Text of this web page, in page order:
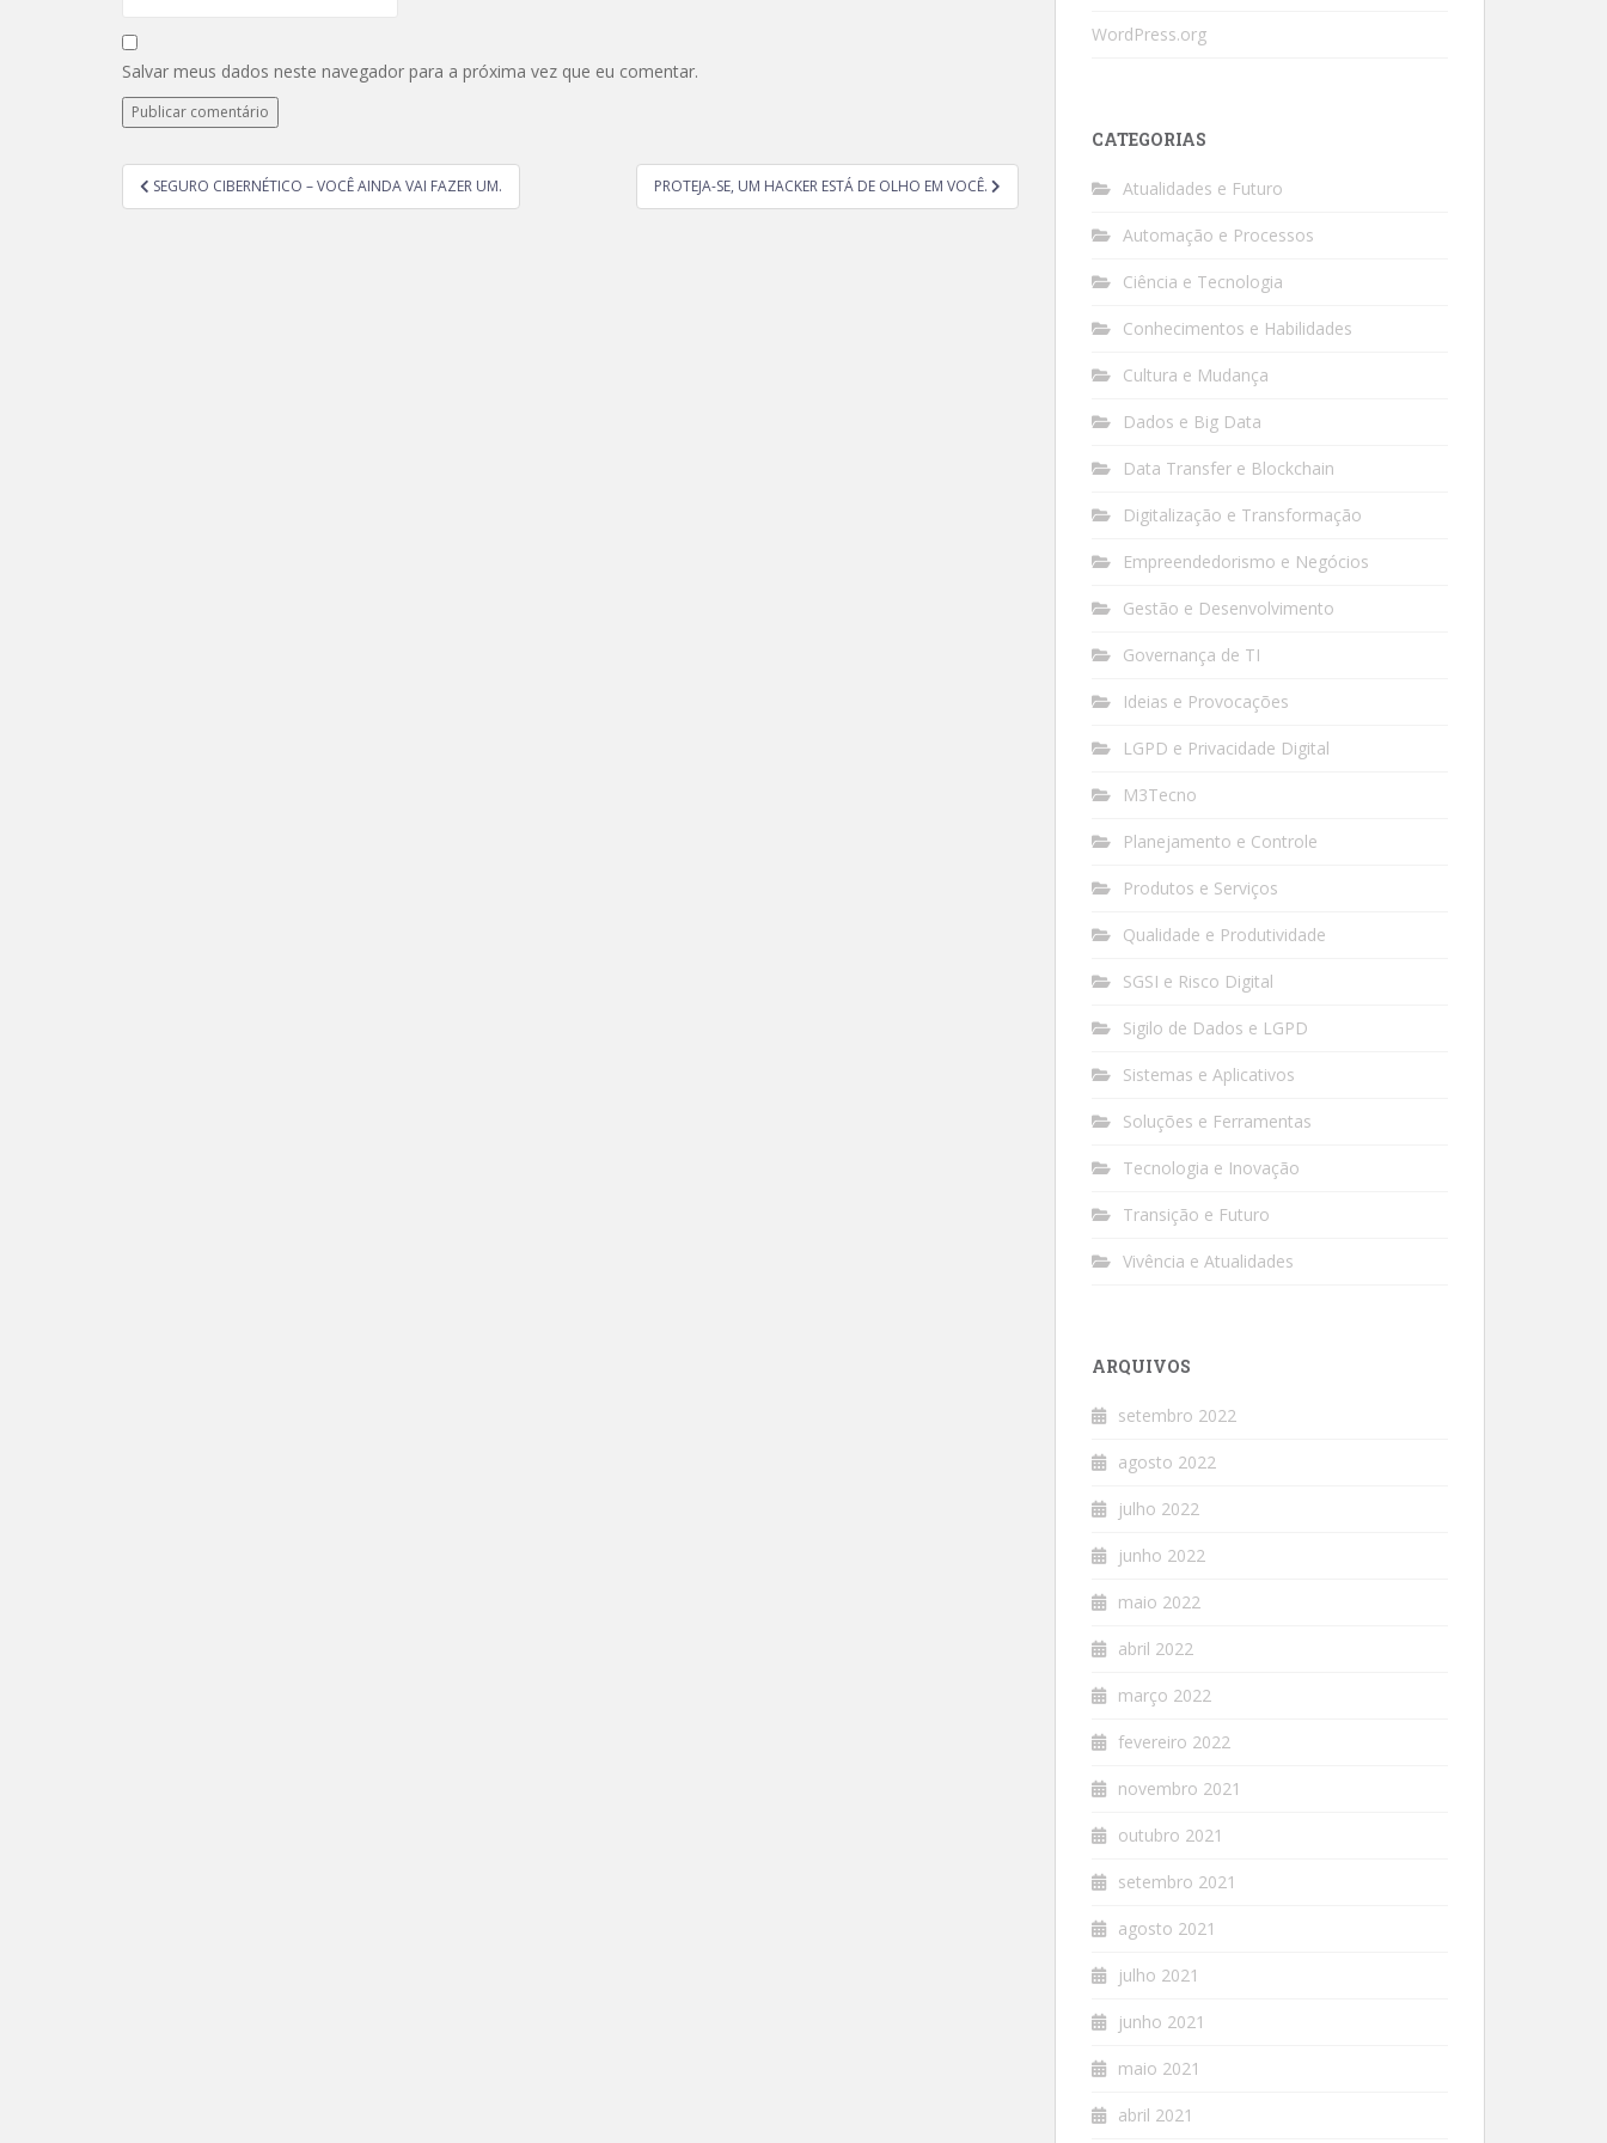
Salvar meus dados neste navegador para a próxima vez que eu comentar.
SEGURO CIBERNÉTICO – VOCÊ AINDA VAI FAZER UM. PROTEJA-SE, UM HACKER ESTÁ DE OLHO EM VOCÊ.
WordPress.org
CATEGORIAS
Atualidades e Futuro
Automação e Processos
Ciência e Tecnologia
Conhecimentos e Habilidades
Cultura e Mudança
Dados e Big Data
Data Transfer e Blockchain
Digitalização e Transformação
Empreendedorismo e Negócios
Gestão e Desenvolvimento
Governança de TI
Ideias e Provocações
LGPD e Privacidade Digital
M3Tecno
Planejamento e Controle
Produtos e Serviços
Qualidade e Produtividade
SGSI e Risco Digital
Sigilo de Dados e LGPD
Sistemas e Aplicativos
Soluções e Ferramentas
Tecnologia e Inovação
Transição e Futuro
Vivência e Atualidades
ARQUIVOS
setembro 2022
agosto 2022
julho 2022
junho 2022
maio 2022
abril 2022
março 2022
fevereiro 2022
novembro 2021
outubro 2021
setembro 2021
agosto 2021
julho 2021
junho 2021
maio 2021
abril 2021